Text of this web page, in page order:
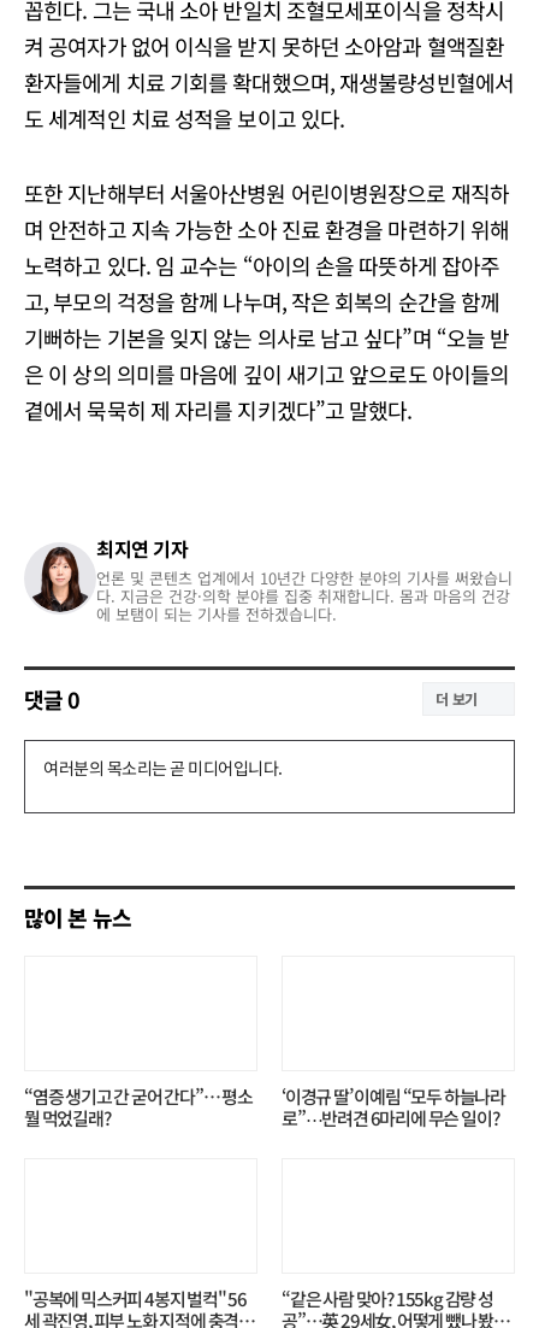
꼽힌다. 그는 국내 소아 반일치 조혈모세포이식을 정착시
켜 공여자가 없어 이식을 받지 못하던 소아암과 혈액질환
환자들에게 치료 기회를 확대했으며, 재생불량성빈혈에서
도 세계적인 치료 성적을 보이고 있다.
또한 지난해부터 서울아산병원 어린이병원장으로 재직하
며 안전하고 지속 가능한 소아 진료 환경을 마련하기 위해
노력하고 있다. 임 교수는 “아이의 손을 따뜻하게 잡아주
고, 부모의 걱정을 함께 나누며, 작은 회복의 순간을 함께
기뻐하는 기본을 잊지 않는 의사로 남고 싶다”며 “오늘 받
은 이 상의 의미를 마음에 깊이 새기고 앞으로도 아이들의
곁에서 묵묵히 제 자리를 지키겠다”고 말했다.
최지연 기자
언론 및 콘텐츠 업계에서 10년간 다양한 분야의 기사를 써왔습니
다. 지금은 건강·의학 분야를 집중 취재합니다. 몸과 마음의 건강
에 보탬이 되는 기사를 전하겠습니다.
댓글0 더 보기
댓
기
많이 본 뉴스
“염증 생기고 간 굳어 간다”… 평소
뭘 먹었길래?
‘이경규 딸’ 이예림 “모두 하늘나라
로”⋯반려견 6마리에 무슨 일이?
"공복에 믹스커피 4봉지 벌컥" 56
세 곽진영, 피부 노화 지적에 충격…
“같은 사람 맞아? 155kg 감량 성
공”…英 29세女, 어떻게 뺐나 봤더